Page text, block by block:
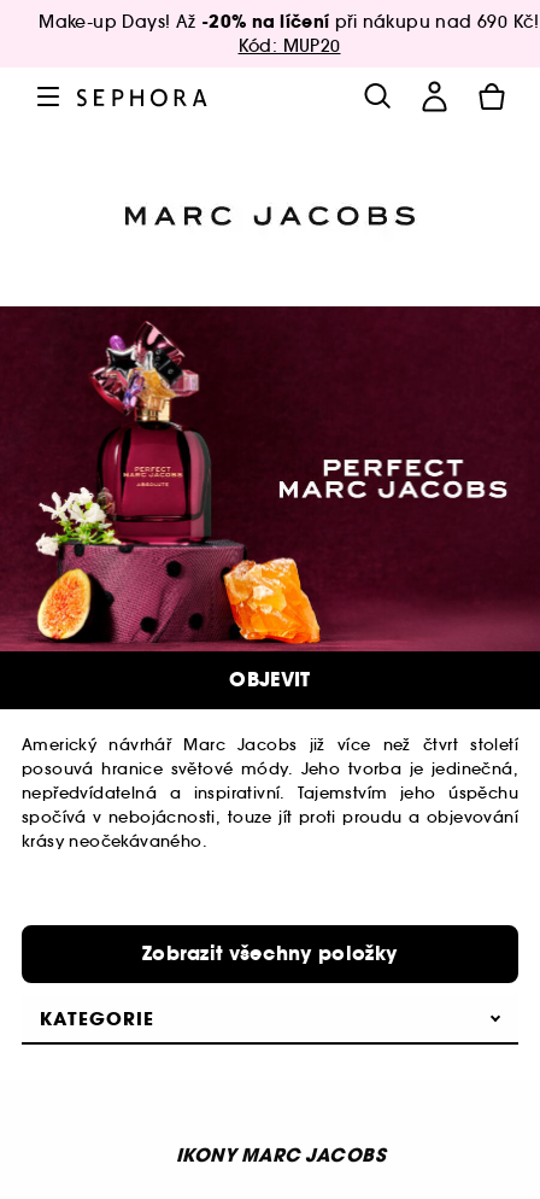
Make-up Days! Až -20% na líčení při nákupu nad 690 Kč!
Kód: MUP20
Americký návrhář Marc Jacobs již více než čtvrt století
posouvá hranice světové módy. Jeho tvorba je jedinečná,
nepředvídatelná a inspirativní. Tajemstvím jeho úspěchu
spočívá v nebojácnosti, touze jít proti proudu a objevování
krásy neočekávaného.
Zobrazit všechny položky
KATEGORIE
OBJEVIT
IKONY MARC JACOBS